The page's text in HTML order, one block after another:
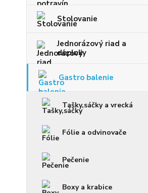
Stolovanie
Jednorázový riad a
doplnky
Gastro balenie
Tašky,sáčky a vrecká
Fólie a odvinovače
Pečenie
Boxy a krabice